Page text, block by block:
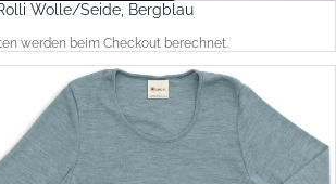
Wolle/Seide, Bergblau
werden beim Checkout berechnet.